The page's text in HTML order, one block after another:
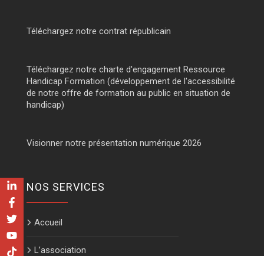
Téléchargez notre contrat républicain
Téléchargez notre charte d'engagement Ressource
Handicap Formation (développement de l'accessibilité
de notre offre de formation au public en situation de
handicap)
Visionner notre présentation numérique 2026
NOS SERVICES
Accueil
L’association